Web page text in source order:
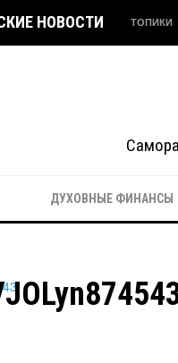
НОВОСТИ ТОПИКИ
ДУХОВНЫЕ ФИНАНСЫ